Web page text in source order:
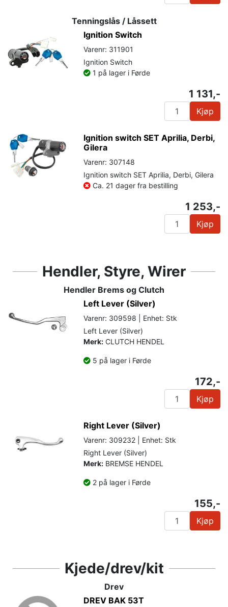
Tenningslås / Låssett
Ignition Switch
Varenr: 311901
Ignition Switch
1 på lager i Førde
1 131,-
Kjøp
Ignition switch SET Aprilia, Derbi,
Gilera
Varenr: 307148
Ignition switch SET Aprilia, Derbi, Gilera
Ca. 21 dager fra bestilling
1 253,-
Kjøp
Hendler, Styre, Wirer
Hendler Brems og Clutch
Left Lever (Silver)
Varenr: 309598 | Enhet: Stk
Left Lever (Silver)
Merk: CLUTCH HENDEL
5 på lager i Førde
172,-
Kjøp
Right Lever (Silver)
Varenr: 309232 | Enhet: Stk
Right Lever (Silver)
Merk: BREMSE HENDEL
2 på lager i Førde
155,-
Kjøp
Kjede/drev/kit
Drev
DREV BAK 53T